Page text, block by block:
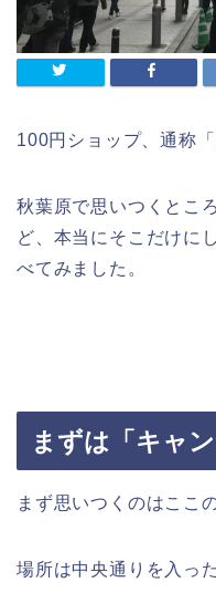
100円ショップ、通称「
秋葉原で思いつくとこ
ど、本当にそこだけに
べてみました。
まずは「キャ
まず思いつくのはここ
場所は中央通りを入っ